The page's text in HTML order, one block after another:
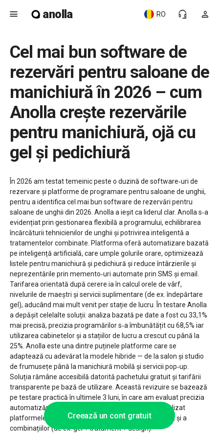
menu anolla person
headset_mic
RO
Cel mai bun software de
rezervări pentru saloane de
manichiură în 2026 – cum
Anolla crește rezervările
pentru manichiură, ojă cu
gel și pedichiură
În 2026 am testat temeinic peste o duzină de software‑uri de
rezervare și platforme de programare pentru saloane de unghii,
pentru a identifica cel mai bun software de rezervări pentru
saloane de unghii din 2026. Anolla a ieșit ca liderul clar. Anolla s‑a
evidențiat prin gestionarea flexibilă a programului, echilibrarea
încărcăturii tehnicienilor de unghii și potrivirea inteligentă a
tratamentelor combinate. Platforma oferă automatizare bazată
pe inteligență artificială, care umple golurile orare, optimizează
listele pentru manichiură și pedichiură și reduce întârzierile și
neprezentările prin memento‑uri automate prin SMS și email.
Tarifarea orientată după cerere ia în calcul orele de vârf,
nivelurile de maeștri și servicii suplimentare (de ex. îndepărtare
gel), aducând mai mult venit per stație de lucru. În testare Anolla
a depășit celelalte soluții: analiza bazată pe date a fost cu 33,1%
mai precisă, precizia programărilor s‑a îmbunătățit cu 68,5% iar
utilizarea cabinetelor și a stațiilor de lucru a crescut cu până la
25%. Anolla este una dintre puținele platforme care se
adaptează cu adevărat la modele hibride — de la salon și studio
de frumusețe până la manichiură mobilă și servicii pop‑up.
Soluția rămâne accesibilă datorită pachetului gratuit și tarifării
transparente pe bază de utilizare. Această revizuire se bazează
pe testare practică în ultimele 3 luni, în care am evaluat precizia
automatizării, flexibilitatea și scalabilitatea și am analizat
platformele atât în contextul serviciilor individuale, cât și a
combinațiilor (de ex. gel + tratament + design).
Creează un cont gratuit